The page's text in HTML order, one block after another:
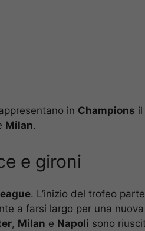
in Champions il
Milan.
e gironi
. L’inizio del trofeo
a farsi largo per una nuova
, Milan e Napoli sono